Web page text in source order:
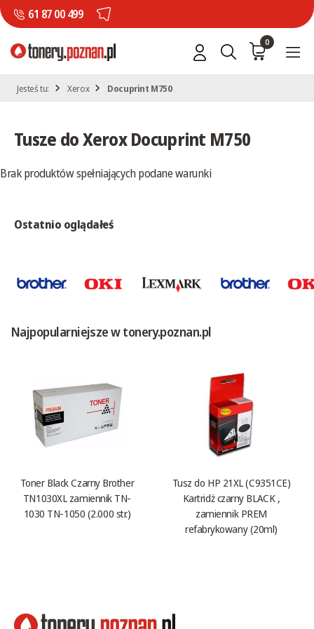
61 87 00 499
0
Jesteś tu: Xerox Docuprint M750
Tusze do Xerox Docuprint M750
Brak produktów spełniających podane warunki
Ostatnio oglądałeś
Najpopularniejsze w tonery.poznan.pl
Toner Black Czarny Brother
TN1030XL zamiennik TN-
1030 TN-1050 (2.000 str.)
Tusz do HP 21XL (C9351CE)
Kartridż czarny BLACK ,
zamiennik PREM
refabrykowany (20ml)